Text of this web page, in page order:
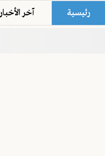
رئيسية آخر الأخبار